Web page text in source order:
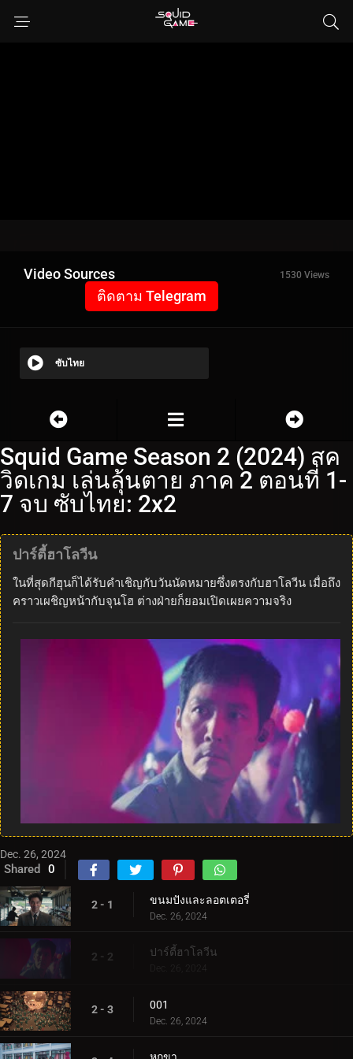
Video Sources 1530 Views
ติดตาม Telegram
ซับไทย
Squid Game Season 2 (2024) สค
วิดเกม เล่นลุ้นตาย ภาค 2 ตอนที่ 1-
7 จบ ซับไทย: 2x2
ปาร์ตี้ฮาโลวีน
ในที่สุดกีฮุนก็ได้รับคำเชิญกับวันนัดหมายซึ่งตรงกับฮาโลวีน เมื่อถึง
คราวเผชิญหน้ากับจุนโฮ ต่างฝ่ายก็ยอมเปิดเผยความจริง
Dec. 26, 2024
Shared 0
2 - 1 ขนมปังและลอตเตอรี่
Dec. 26, 2024
2 - 2 ปาร์ตี้ฮาโลวีน
Dec. 26, 2024
2 - 3 001
Dec. 26, 2024